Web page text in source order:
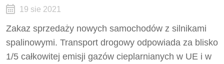
19 sie 2021
Zakaz sprzedaży nowych samochodów z silnikami
spalinowymi. Transport drogowy odpowiada za blisko
1/5 całkowitej emisji gazów cieplarnianych w UE i w